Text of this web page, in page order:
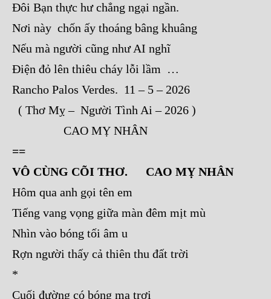
Đôi Bạn thực hư chẳng ngại ngần.
Nơi này chốn ấy thoáng bâng khuâng
Nếu mà người cũng như AI nghĩ
Điện đỏ lên thiêu cháy lỗi lầm …
Rancho Palos Verdes. 11 – 5 – 2026
( Thơ Mỵ – Người Tình Ai – 2026 )
CAO MỴ NHÂN
==
VÔ CÙNG CÕI THƠ. CAO MỴ NHÂN
Hôm qua anh gọi tên em
Tiếng vang vọng giữa màn đêm mịt mù
Nhìn vào bóng tối âm u
Rợn người thấy cả thiên thu đất trời
*
Cuối đường có bóng ma trơi